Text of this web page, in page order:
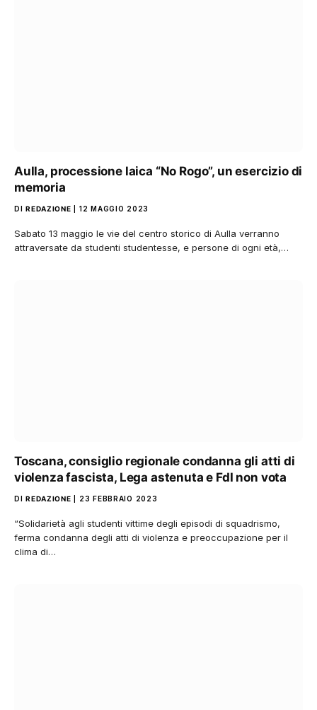
Aulla, processione laica “No Rogo”, un esercizio di
memoria
DI REDAZIONE 12 MAGGIO 2023
Sabato 13 maggio le vie del centro storico di Aulla verranno
attraversate da studenti studentesse, e persone di ogni età,…
Toscana, consiglio regionale condanna gli atti di
violenza fascista, Lega astenuta e FdI non vota
DI REDAZIONE 23 FEBBRAIO 2023
“Solidarietà agli studenti vittime degli episodi di squadrismo,
ferma condanna degli atti di violenza e preoccupazione per il
clima di…